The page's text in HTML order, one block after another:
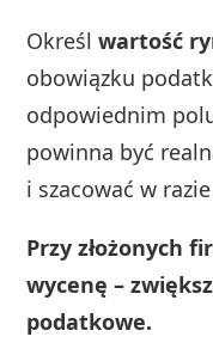
Określwartość
obowiązku
odpowiednim
powinna być
i szacować w
Przy złożonych
wycenę –
podatkowe.